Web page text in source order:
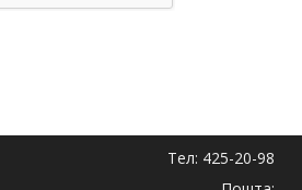
Тел: 425-20-98